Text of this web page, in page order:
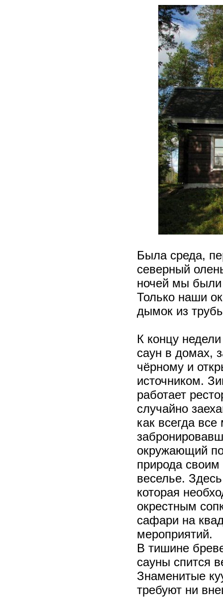
Была среда,
северный
ночей мы были
Только наши
дымок из
К концу
саун в домах,
чёрному и
источником.
работает
случайно
как всегда
окружающий
природа
веселье.
которая
окрестным
сафари на
мероприятий.
В тишине
сауны спится
Знаменитые
требуют ни